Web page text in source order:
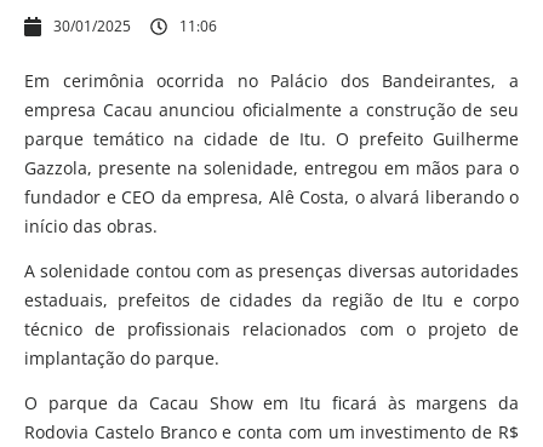
30/01/2025 11:06
Em cerimônia ocorrida no Palácio dos Bandeirantes, a
empresa Cacau anunciou oficialmente a construção de seu
parque temático na cidade de Itu. O prefeito Guilherme
Gazzola, presente na solenidade, entregou em mãos para o
fundador e CEO da empresa, Alê Costa, o alvará liberando o
início das obras.
A solenidade contou com as presenças diversas autoridades
estaduais, prefeitos de cidades da região de Itu e corpo
técnico de profissionais relacionados com o projeto de
implantação do parque.
O parque da Cacau Show em Itu ficará às margens da
Rodovia Castelo Branco e conta com um investimento de R$